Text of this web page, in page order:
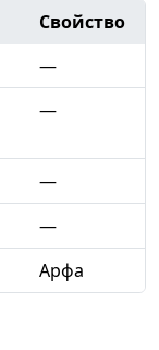
Свойство
—
—
—
—
Арфа